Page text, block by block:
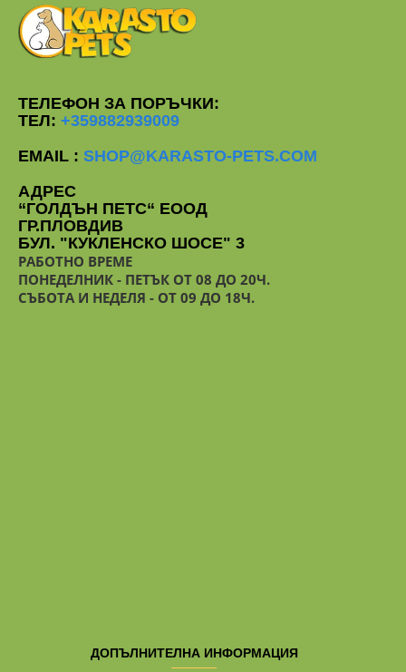
ТЕЛЕФОН ЗА ПОРЪЧКИ:
ТЕЛ: +359882939009
EMAIL : SHOP@KARASTO-PETS.COM
АДРЕС
“ГОЛДЪН ПЕТС“ ЕООД
ГР.ПЛОВДИВ
БУЛ. "КУКЛЕНСКО ШОСЕ" 3
РАБОТНО ВРЕМЕ
ПОНЕДЕЛНИК - ПЕТЪК ОТ 08 ДО 20Ч.
СЪБОТА И НЕДЕЛЯ - ОТ 09 ДО 18Ч.
ДОПЪЛНИТЕЛНА ИНФОРМАЦИЯ